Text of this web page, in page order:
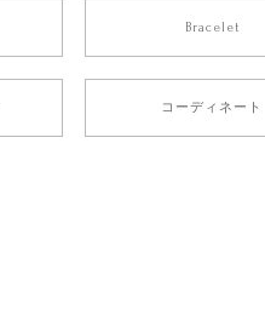
Bracelet
コーディネート